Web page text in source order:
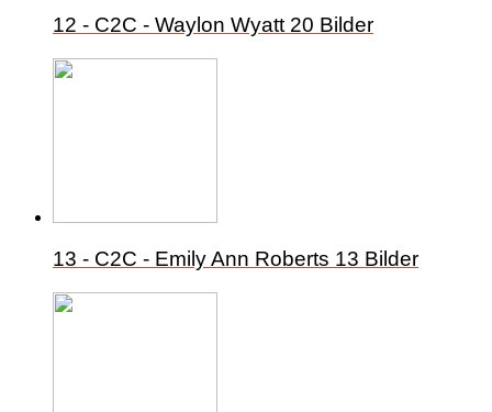
12 - C2C - Waylon Wyatt 20 Bilder
13 - C2C - Emily Ann Roberts 13 Bilder